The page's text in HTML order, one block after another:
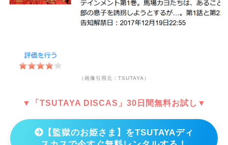
（画像引用元：TSUTAYA）
▼「TSUTAYA DISCAS」30日間無料お試し▼
【監獄のお姫さま】をTSUTAYAディ